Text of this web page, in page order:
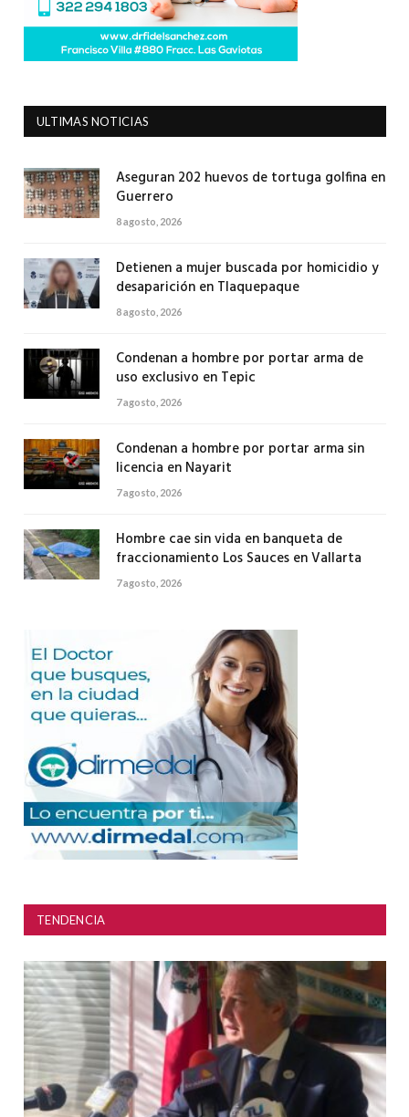
ULTIMAS NOTICIAS
Aseguran 202 huevos de tortuga golfina en
Guerrero
8 agosto, 2026
Detienen a mujer buscada por homicidio y
desaparición en Tlaquepaque
8 agosto, 2026
Condenan a hombre por portar arma de
uso exclusivo en Tepic
7 agosto, 2026
Condenan a hombre por portar arma sin
licencia en Nayarit
7 agosto, 2026
Hombre cae sin vida en banqueta de
fraccionamiento Los Sauces en Vallarta
7 agosto, 2026
TENDENCIA